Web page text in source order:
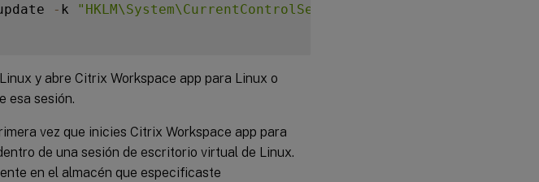
- k "HKLM\System\CurrentControlSet\Control\Citrix"
y abre Citrix Workspace app para Linux o
esa sesión.
vez que inicies Citrix Workspace app para
de una sesión de escritorio virtual de Linux.
en el almacén que especificaste